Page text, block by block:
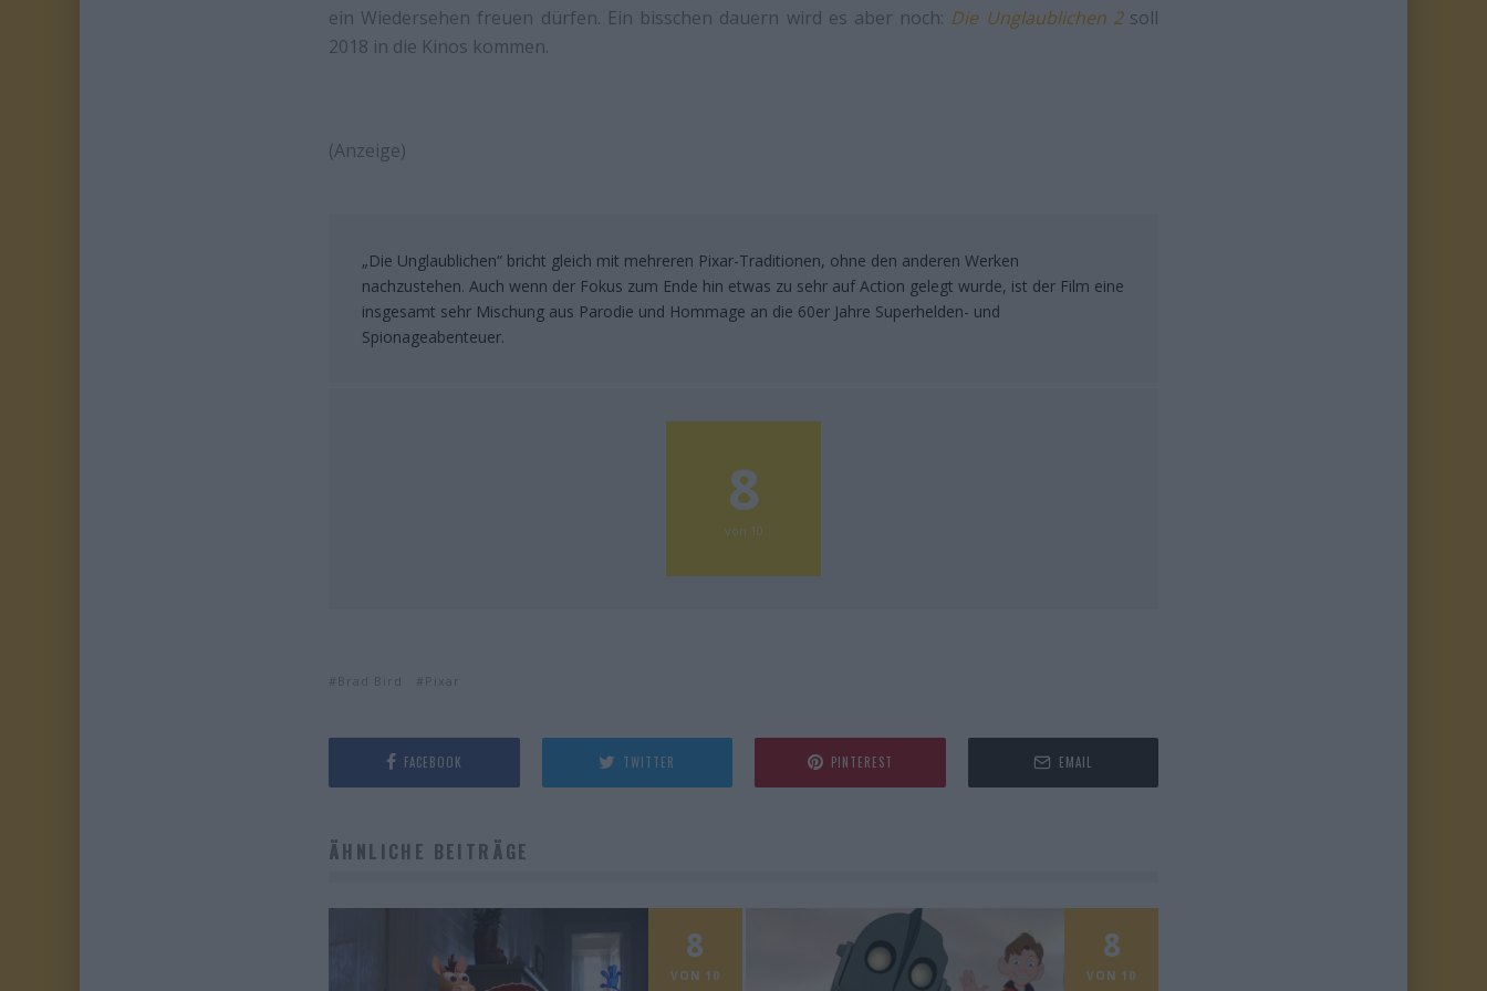
ein Wiedersehen freuen dürfen. Ein bisschen dauern wird es aber noch: Die Unglaublichen 2soll
2018 in die Kinos kommen.
(Anzeige)
„Die Unglaublichen“ bricht gleich mit mehreren Pixar-Traditionen, ohne den anderen Werken
nachzustehen. Auch wenn der Fokus zum Ende hin etwas zu sehr auf Action gelegt wurde, ist der Film eine
insgesamt sehr Mischung aus Parodie und Hommage an die 60er Jahre Superhelden- und
Spionageabenteuer.
8
von 10
Brad Bird Pixar
FACEBOOK TWITTER PINTEREST EMAIL
ÄHNLICHE BEITRÄGE
8
VON 10
8
VON 10